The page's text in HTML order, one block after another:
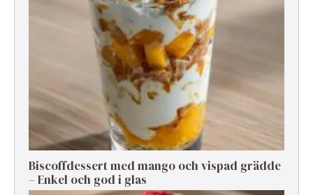
Biscoffdessert med mango och vispad grädde
– Enkel och god i glas